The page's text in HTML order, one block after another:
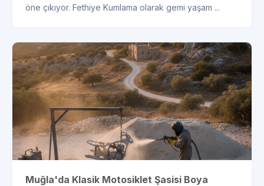
öne çıkıyor. Fethiye Kumlama olarak gemi yaşam ...
Muğla'da Klasik Motosiklet Şasisi Boya